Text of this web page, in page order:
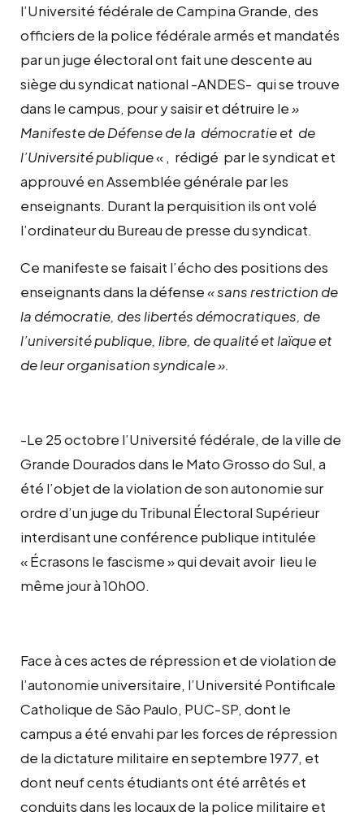
l’Université fédérale de Campina Grande, des
officiers de la police fédérale armés et mandatés
par un juge électoral ont fait une descente au
siège du syndicat national -ANDES- qui se trouve
dans le campus, pour y saisir et détruire le»
Manifeste de Défense de la démocratie et de
l’Université publique« , rédigé par le syndicat et
approuvé en Assemblée générale par les
enseignants. Durant la perquisition ils ont volé
l’ordinateur du Bureau de presse du syndicat.
Ce manifeste se faisait l’écho des positions des
enseignants dans la défense« sans restriction de
la démocratie, des libertés démocratiques, de
l’université publique, libre, de qualité et laïque et
de leur organisation syndicale ».
-Le 25 octobre l’Université fédérale, de la ville de
Grande Dourados dans le Mato Grosso do Sul, a
été l’objet de la violation de son autonomie sur
ordre d’un juge du Tribunal Électoral Supérieur
interdisant une conférence publique intitulée
« Écrasons le fascisme » qui devait avoir lieu le
même jour à 10h00.
Face à ces actes de répression et de violation de
l’autonomie universitaire, l’Université Pontificale
Catholique de São Paulo, PUC-SP, dont le
campus a été envahi par les forces de répression
de la dictature militaire en septembre 1977, et
dont neuf cents étudiants ont été arrêtés et
conduits dans les locaux de la police militaire et